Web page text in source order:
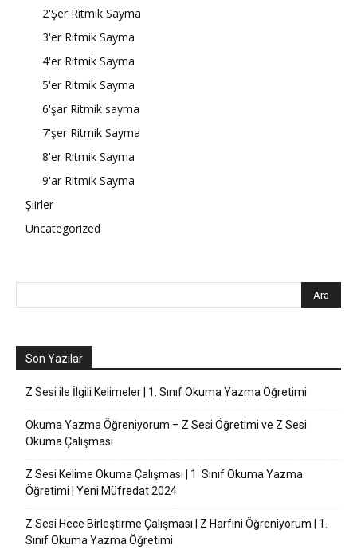
2'Şer Ritmik Sayma
3'er Ritmik Sayma
4'er Ritmik Sayma
5'er Ritmik Sayma
6'şar Ritmik sayma
7'şer Ritmik Sayma
8'er Ritmik Sayma
9'ar Ritmik Sayma
Şiirler
Uncategorized
Son Yazılar
Z Sesi ile İlgili Kelimeler | 1. Sınıf Okuma Yazma Öğretimi
Okuma Yazma Öğreniyorum – Z Sesi Öğretimi ve Z Sesi
Okuma Çalışması
Z Sesi Kelime Okuma Çalışması | 1. Sınıf Okuma Yazma
Öğretimi | Yeni Müfredat 2024
Z Sesi Hece Birleştirme Çalışması | Z Harfini Öğreniyorum | 1.
Sınıf Okuma Yazma Öğretimi